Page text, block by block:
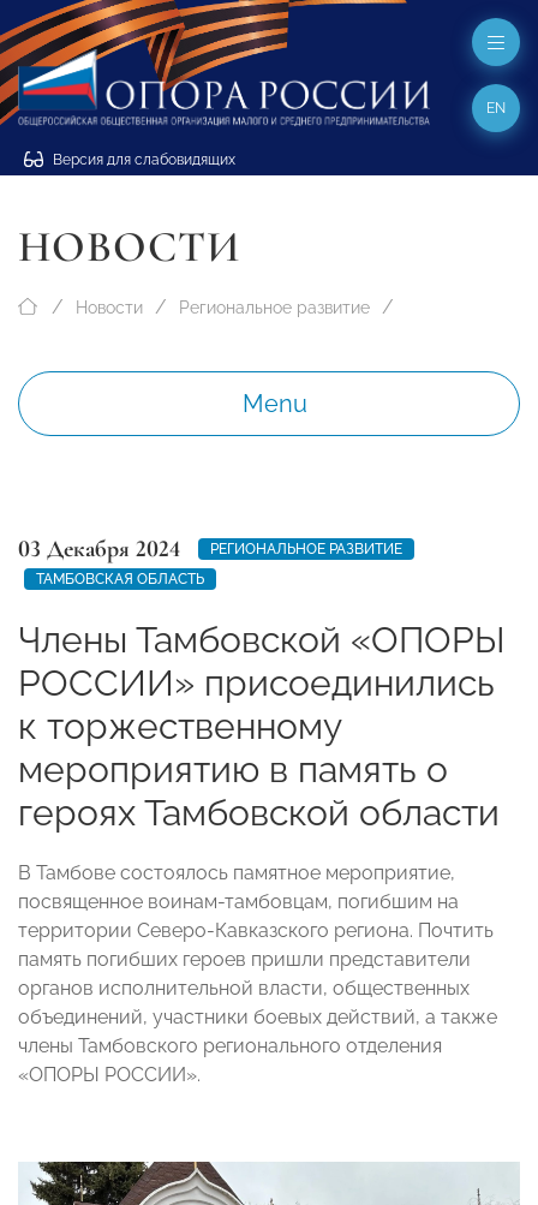
Версия для слабовидящих
EN
НОВОСТИ
Новости Региональное развитие
Menu
03 Декабря 2024
РЕГИОНАЛЬНОЕ РАЗВИТИЕ
ТАМБОВСКАЯ ОБЛАСТЬ
Члены Тамбовской «ОПОРЫ
РОССИИ» присоединились
к торжественному
мероприятию в память о
героях Тамбовской области
В Тамбове состоялось памятное мероприятие,
посвященное воинам-тамбовцам, погибшим на
территории Северо-Кавказского региона. Почтить
память погибших героев пришли представители
органов исполнительной власти, общественных
объединений, участники боевых действий, а также
члены Тамбовского регионального отделения
«ОПОРЫ РОССИИ».